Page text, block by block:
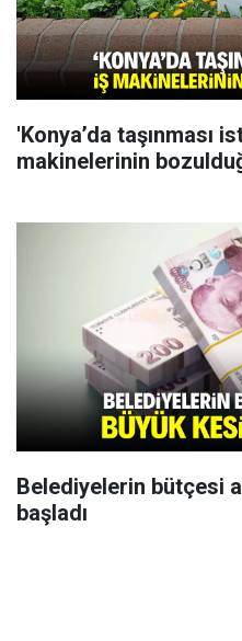
'Konya’da taşınması
makinelerinin
Belediyelerin bütçesi
başladı